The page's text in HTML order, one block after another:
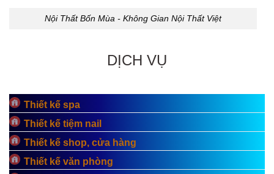
Nội Thất Bốn Mùa - Không Gian Nội Thất Việt
DỊCH VỤ
Thiết kế spa
Thiết kế tiệm nail
Thiết kế shop, cửa hàng
Thiết kế văn phòng